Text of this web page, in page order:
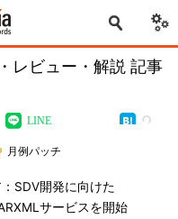
レビュー・解説 記事
LINE
月例パッチ
SDV開発に向けた
サービスを開始